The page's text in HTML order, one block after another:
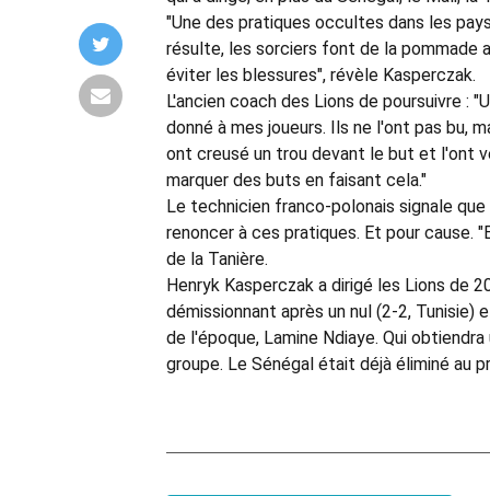
"Une des pratiques occultes dans les
résulte, les sorciers font de la pommade
éviter les blessures", révèle Kasperczak.
L'ancien coach des Lions de poursuivre :
donné à mes joueurs. Ils ne l'ont pas bu,
ont creusé un trou devant le but et l'ont
marquer des buts en faisant cela."
Le technicien franco-polonais signale
renoncer à ces pratiques. Et pour cause.
de la Tanière.
Henryk Kasperczak a dirigé les Lions de
démissionnant après un nul (2-2,
de l'époque, Lamine Ndiaye. Qui
groupe. Le Sénégal était déjà éliminé au